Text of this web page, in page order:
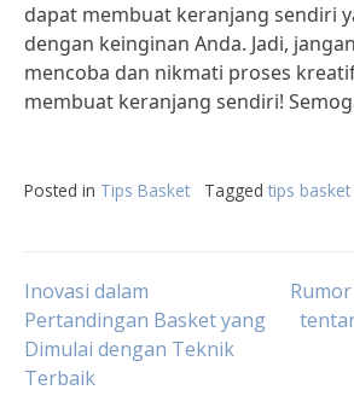
dapat membuat keranjang sendiri
dengan keinginan Anda. Jadi,
mencoba dan nikmati proses
membuat keranjang sendiri!
Posted in Tips Basket Tagged tips basket
Post
navigation
Inovasi dalam
Pertandingan Basket yang
Dimulai dengan Teknik
Terbaik